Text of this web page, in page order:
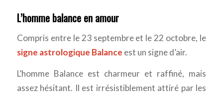
L’homme balance en amour
Compris entre le 23 septembre et le 22 octobre, le
signe astrologique Balance est un signe d’air.
L’homme Balance est charmeur et raffiné, mais
assez hésitant. Il est irrésistiblement attiré par les